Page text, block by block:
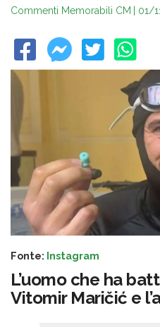
Commenti Memorabili CM | 01/
Fonte: Instagram
L’uomo che ha
Vitomir Maričić e